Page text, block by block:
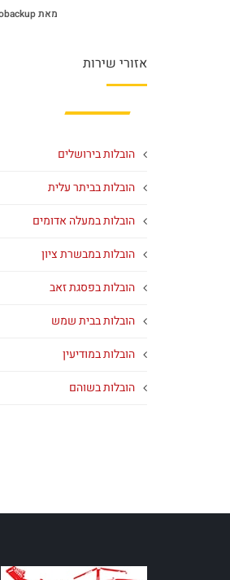
מאת seobackup
אזורי שירות
הובלות בירושלים
הובלות בביתר עלית
הובלות במעלה אדומים
הובלות במבשרת ציון
הובלות בפסגת זאב
הובלות בבית שמש
הובלות במודיעין
הובלות בשוהם